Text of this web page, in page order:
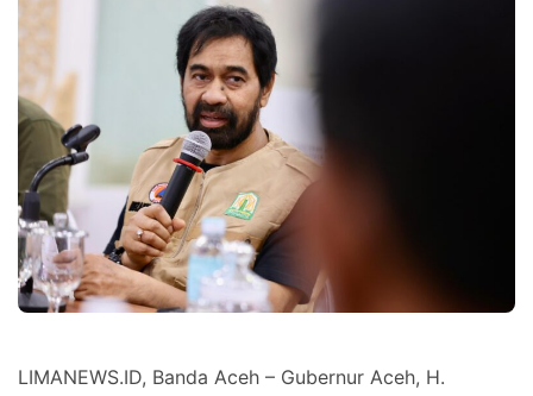
LIMANEWS.ID, Banda Aceh – Gubernur Aceh, H.